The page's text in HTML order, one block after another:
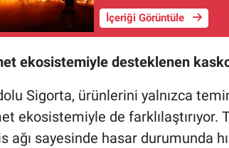
İçeriği Görüntüle
ekosistemiyle desteklenen
Sigorta, ürünlerini yalnızca
ekosistemiyle de farklılaştırıyor.
ağı sayesinde hasar durumunda